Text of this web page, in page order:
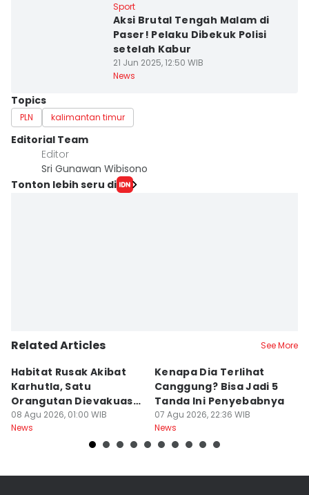
Sport
Aksi Brutal Tengah Malam di
Paser! Pelaku Dibekuk Polisi
setelah Kabur
21 Jun 2025, 12:50 WIB
News
Topics
PLN kalimantan timur
Editorial Team
Editor
Sri Gunawan Wibisono
Tonton lebih seru di
Related Articles See More
Habitat Rusak Akibat
Karhutla, Satu
Orangutan Dievakuasi
di Ketapang
08 Agu 2026, 01:00 WIB
News
Kenapa Dia Terlihat
Canggung? Bisa Jadi 5
Tanda Ini Penyebabnya
07 Agu 2026, 22:36 WIB
News